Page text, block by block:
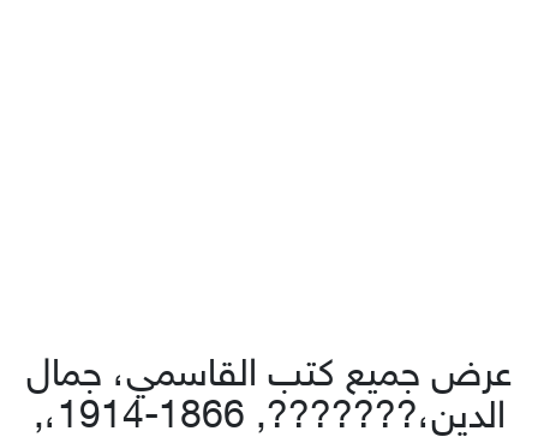
عرض جميع كتب القاسمي، جمال
الدين،???????, 1866-1914،,